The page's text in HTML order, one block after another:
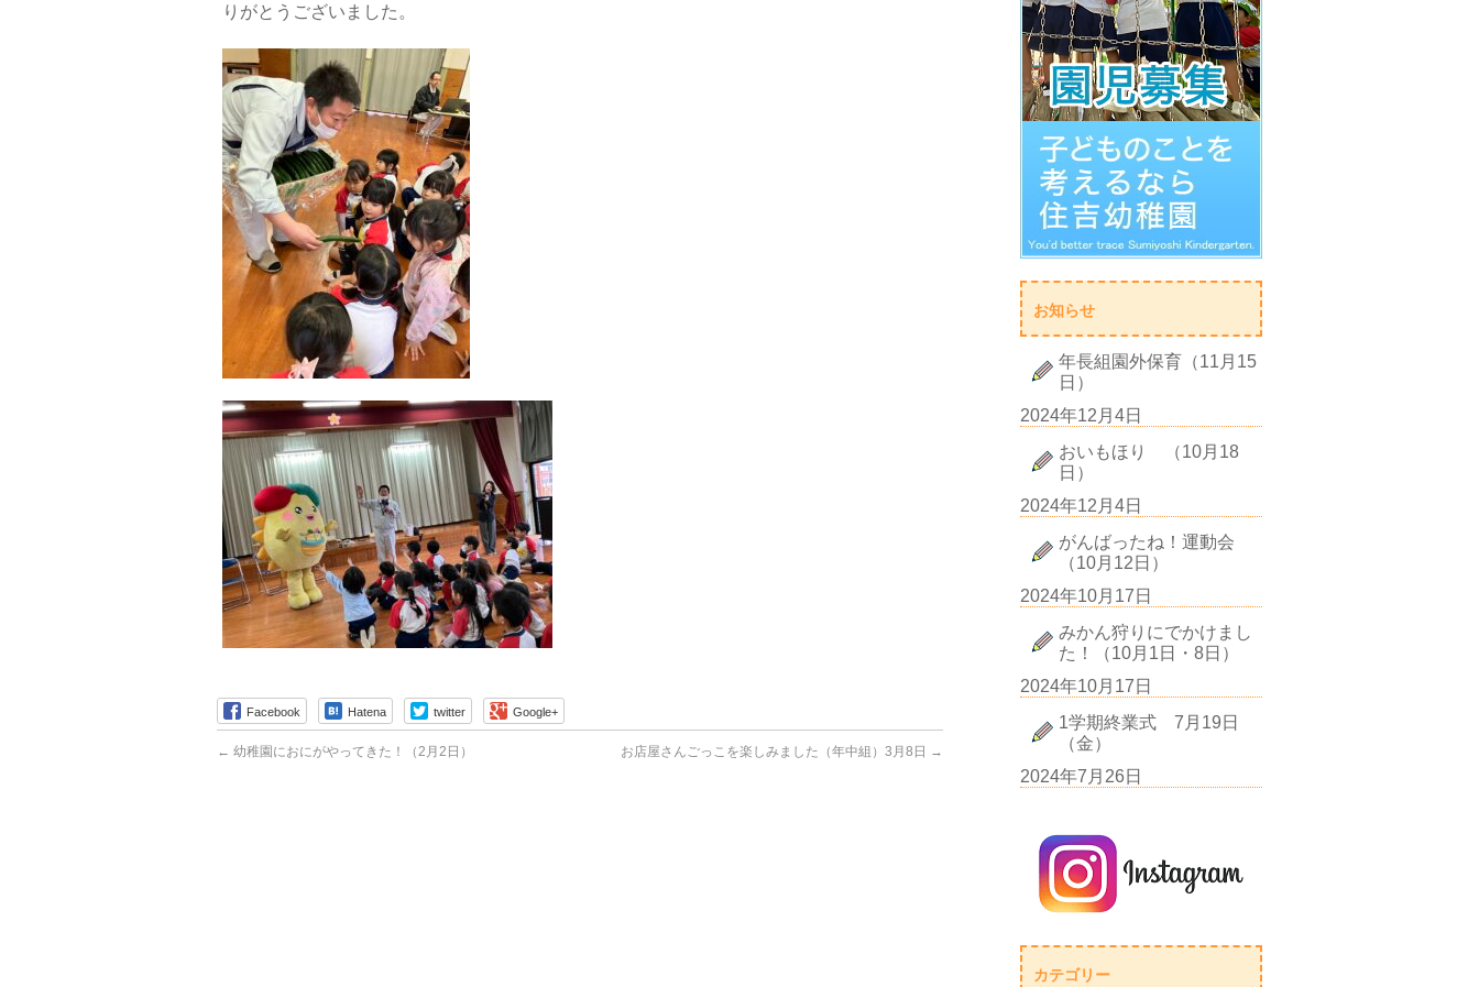
りがとうございました。
Facebook Hatena twitter Google+
← 幼稚園におにがやってきた！（2月2日） お店屋さんごっこを楽しみました（年中組）3月8日 →
お知らせ
年長組園外保育（11月15
日）
2024年12月4日
おいもほり （10月18
日）
2024年12月4日
がんばったね！運動会
（10月12日）
2024年10月17日
みかん狩りにでかけまし
た！（10月1日・8日）
2024年10月17日
1学期終業式 7月19日
（金）
2024年7月26日
カテゴリー